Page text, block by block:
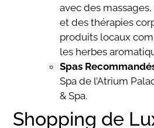
avec des
et des thérapies
produits locaux
les herbes
Spas
Spa de l’Atrium
& Spa.
Shopping de